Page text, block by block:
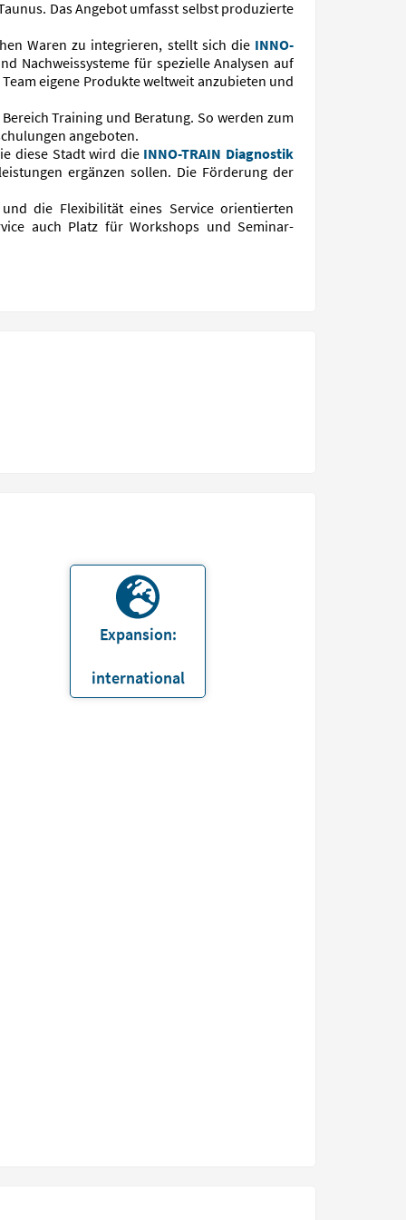
Das Angebot umfasst selbst produzierte
Waren zu integrieren, stellt sich die INNO-
Nachweissysteme für spezielle Analysen auf
Team eigene Produkte weltweit anzubieten und
Training und Beratung. So werden zum
angeboten.
diese Stadt wird die INNO-TRAIN Diagnostik
ergänzen sollen. Die Förderung der
die Flexibilität eines Service orientierten
auch Platz für Workshops und Seminar-
Expansion:
international